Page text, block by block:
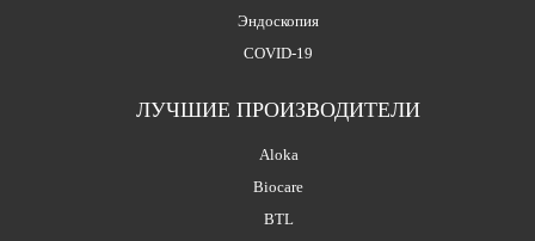
Эндоскопия
COVID-19
ЛУЧШИЕ ПРОИЗВОДИТЕЛИ
Aloka
Biocare
BTL